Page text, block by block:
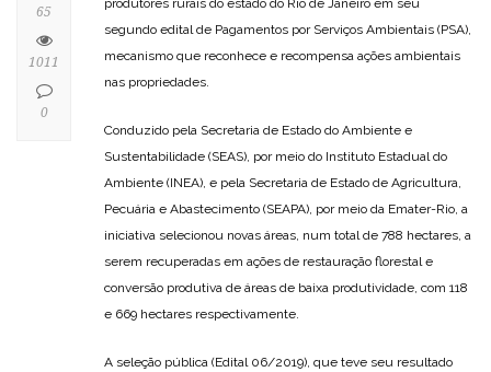
segundo edital de Pagamentos por Serviços Ambientais (PSA),
mecanismo que reconhece e recompensa ações ambientais
nas propriedades.
Conduzido pela Secretaria de Estado do Ambiente e
Sustentabilidade (SEAS), por meio do Instituto Estadual do
Ambiente (INEA), e pela Secretaria de Estado de Agricultura,
Pecuária e Abastecimento (SEAPA), por meio da Emater-Rio, a
iniciativa selecionou novas áreas, num total de 788 hectares, a
serem recuperadas em ações de restauração florestal e
conversão produtiva de áreas de baixa produtividade, com 118
e 669 hectares respectivamente.
A seleção pública (Edital 06/2019), que teve seu resultado
65
1011
0